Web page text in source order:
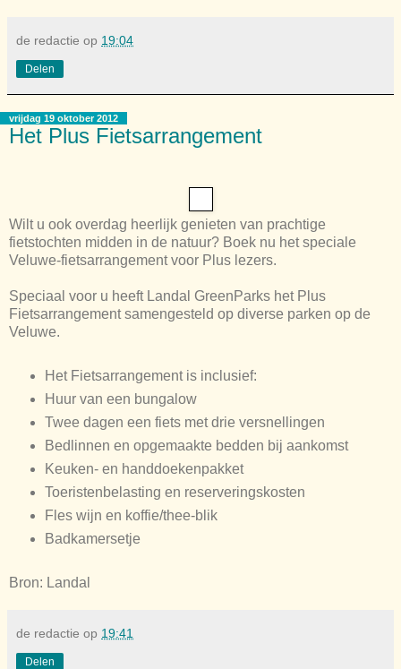
de redactie op 19:04
Delen
vrijdag 19 oktober 2012
Het Plus Fietsarrangement
Wilt u ook overdag heerlijk genieten van prachtige
fietstochten midden in de natuur? Boek nu het speciale
Veluwe-fietsarrangement voor Plus lezers.
Speciaal voor u heeft Landal GreenParks het Plus
Fietsarrangement samengesteld op diverse parken op de
Veluwe.
Het Fietsarrangement is inclusief:
Huur van een bungalow
Twee dagen een fiets met drie versnellingen
Bedlinnen en opgemaakte bedden bij aankomst
Keuken- en handdoekenpakket
Toeristenbelasting en reserveringskosten
Fles wijn en koffie/thee-blik
Badkamersetje
Bron: Landal
de redactie op 19:41
Delen